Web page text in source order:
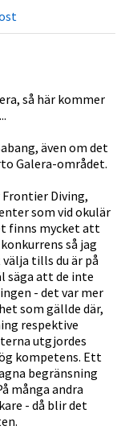
så här kommer
även om det
Galera-området.
Diving,
som vid okulär
finns mycket att
så jag
tills du är på
säga att de inte
- det var mer
som gällde där,
respektive
utgjordes
kompetens. Ett
begränsning
många andra
- då blir det